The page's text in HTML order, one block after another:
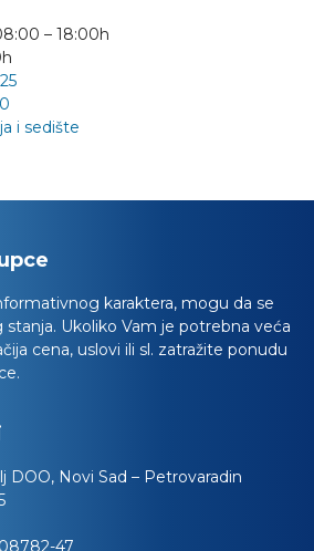
– 18:00h
i sedište
karaktera, mogu da se
Ukoliko Vam je potrebna veća
cena, uslovi ili sl. zatražite ponudu
DOO, Novi Sad – Petrovaradin
47